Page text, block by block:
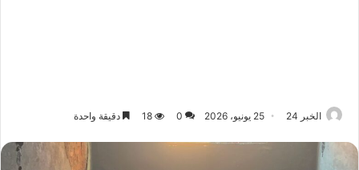
الخبر 24 25 يونيو، 2026 0
18 دقيقة واحدة